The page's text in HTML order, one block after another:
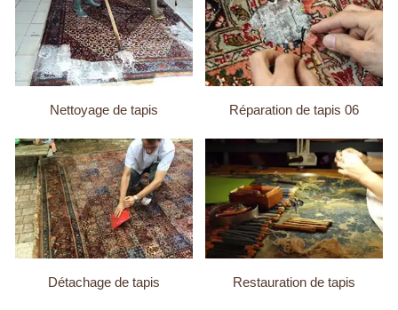
Nettoyage de tapis Réparation de tapis 06
Détachage de tapis Restauration de tapis